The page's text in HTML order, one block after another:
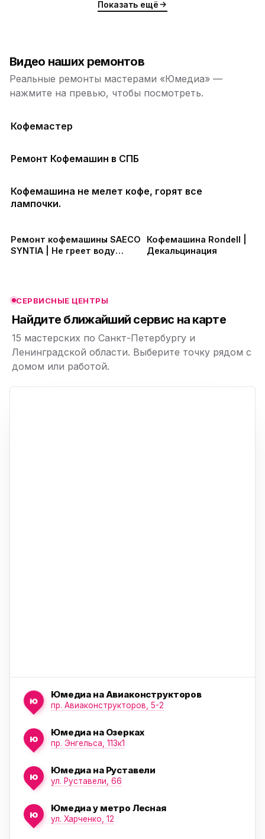
Показать ещё
Видео наших ремонтов
Реальные ремонты мастерами «Юмедиа» —
нажмите на превью, чтобы посмотреть.
Кофемастер
Ремонт Кофемашин в СПБ
Кофемашина не мелет кофе, горят все
лампочки.
Ремонт кофемашины SAECO
SYNTIA | Не греет воду
Кофемашина Rondell |
Декальцинация
СЕРВИСНЫЕ ЦЕНТРЫ
Найдите ближайший сервис на карте
15 мастерских по Санкт-Петербургу и
Ленинградской области. Выберите точку рядом с
домом или работой.
ю
Юмедиа на Авиаконструкторов
пр. Авиаконструкторов, 5-2
ю
Юмедиа на Озерках
пр. Энгельса, 113к1
ю
Юмедиа на Руставели
ул. Руставели, 66
ю
Юмедиа у метро Лесная
ул. Харченко, 12
ю